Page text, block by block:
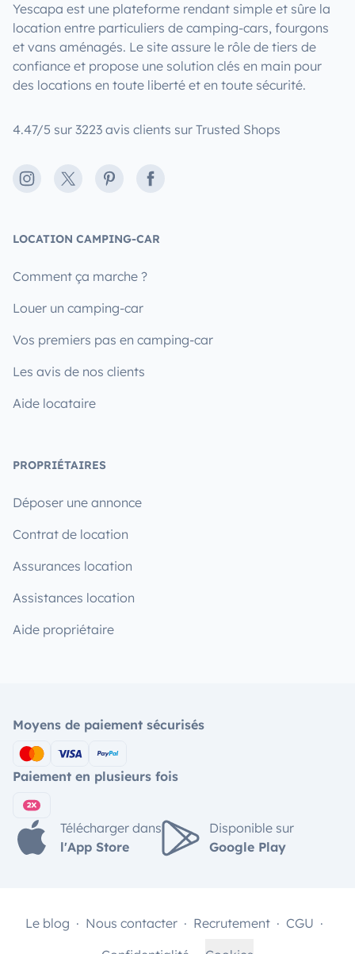
Yescapa est une plateforme rendant simple et sûre la
location entre particuliers de camping-cars, fourgons
et vans aménagés. Le site assure le rôle de tiers de
confiance et propose une solution clés en main pour
des locations en toute liberté et en toute sécurité.
4.47/5 sur 3223 avis clients sur Trusted Shops
Instagram
X PinterestFacebook
LOCATION CAMPING-CAR
Comment ça marche ?
Louer un camping-car
Vos premiers pas en camping-car
Les avis de nos clients
Aide locataire
PROPRIÉTAIRES
Déposer une annonce
Contrat de location
Assurances location
Assistances location
Aide propriétaire
Moyens de paiement sécurisés
Paiement en plusieurs fois
Télécharger dans
l'App Store
Disponible sur
Google Play
Le blog Nous contacter Recrutement
CGU